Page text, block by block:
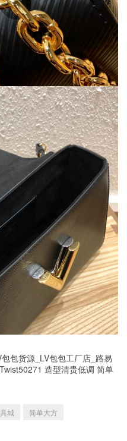
包货源_LV包包工厂店_路易
造型清贵低调 简单
城
简单大方